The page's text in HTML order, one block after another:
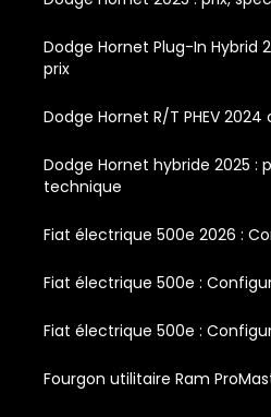
Dodge Hornet Plug-In Hybrid
prix
Dodge Hornet R/T PHEV
Dodge Hornet hybride 2025 :
technique
Fiat électrique 500e 2026 :
Fiat électrique 500e :
Fiat électrique 500e :
Fourgon utilitaire Ram